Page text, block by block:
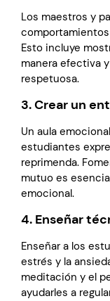
Los maestros y
Esto incluye
manera efectiva
respetuosa.
3. Crear un
Un aula
estudiantes
reprimenda.
mutuo es
emocional.
4. Enseñar
Enseñar a los
estrés y la
meditación y el
ayudarles a